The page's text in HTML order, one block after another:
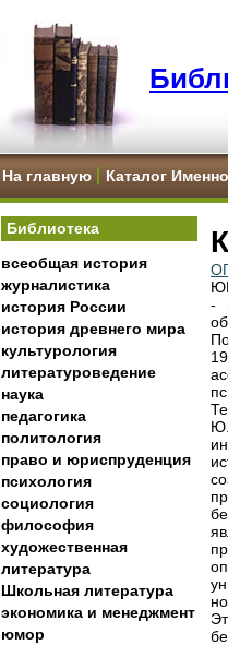
На главную Каталог
Библиотека
всеобщая история
журналистика
история России
история древнего мира
культурология
литературоведение
наука
педагогика
политология
право и юриспруденция
психология
социология
философия
художественная
литература
Школьная литература
экономика и менеджмент
юмор
-
Ю.